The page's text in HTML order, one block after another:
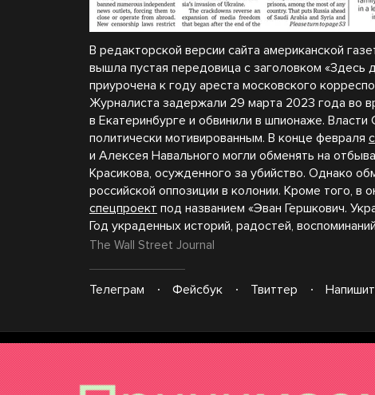
В редакторской версии сайта американской
вышла пустая передовица с заголовком «Здесь
приурочена к году ареста московского
Журналиста задержали 29 марта 2023 года во
в Екатеринбурге и обвинили в шпионаже.
политически мотивированным. В конце февраля
и Алексея Навального могли обменять на
Красикова, осужденного за убийство. Однако
российской оппозиции в колонии. Кроме того, в
спецпроект под названием «Эван Гершкович.
Год украденных историй, радостей,
The Wall Street Journal
Телеграм Фейсбук Твиттер